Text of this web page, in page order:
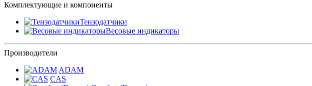
Комплектующие и компоненты
Тензодатчики
Весовые индикаторы
Производители
ADAM
CAS